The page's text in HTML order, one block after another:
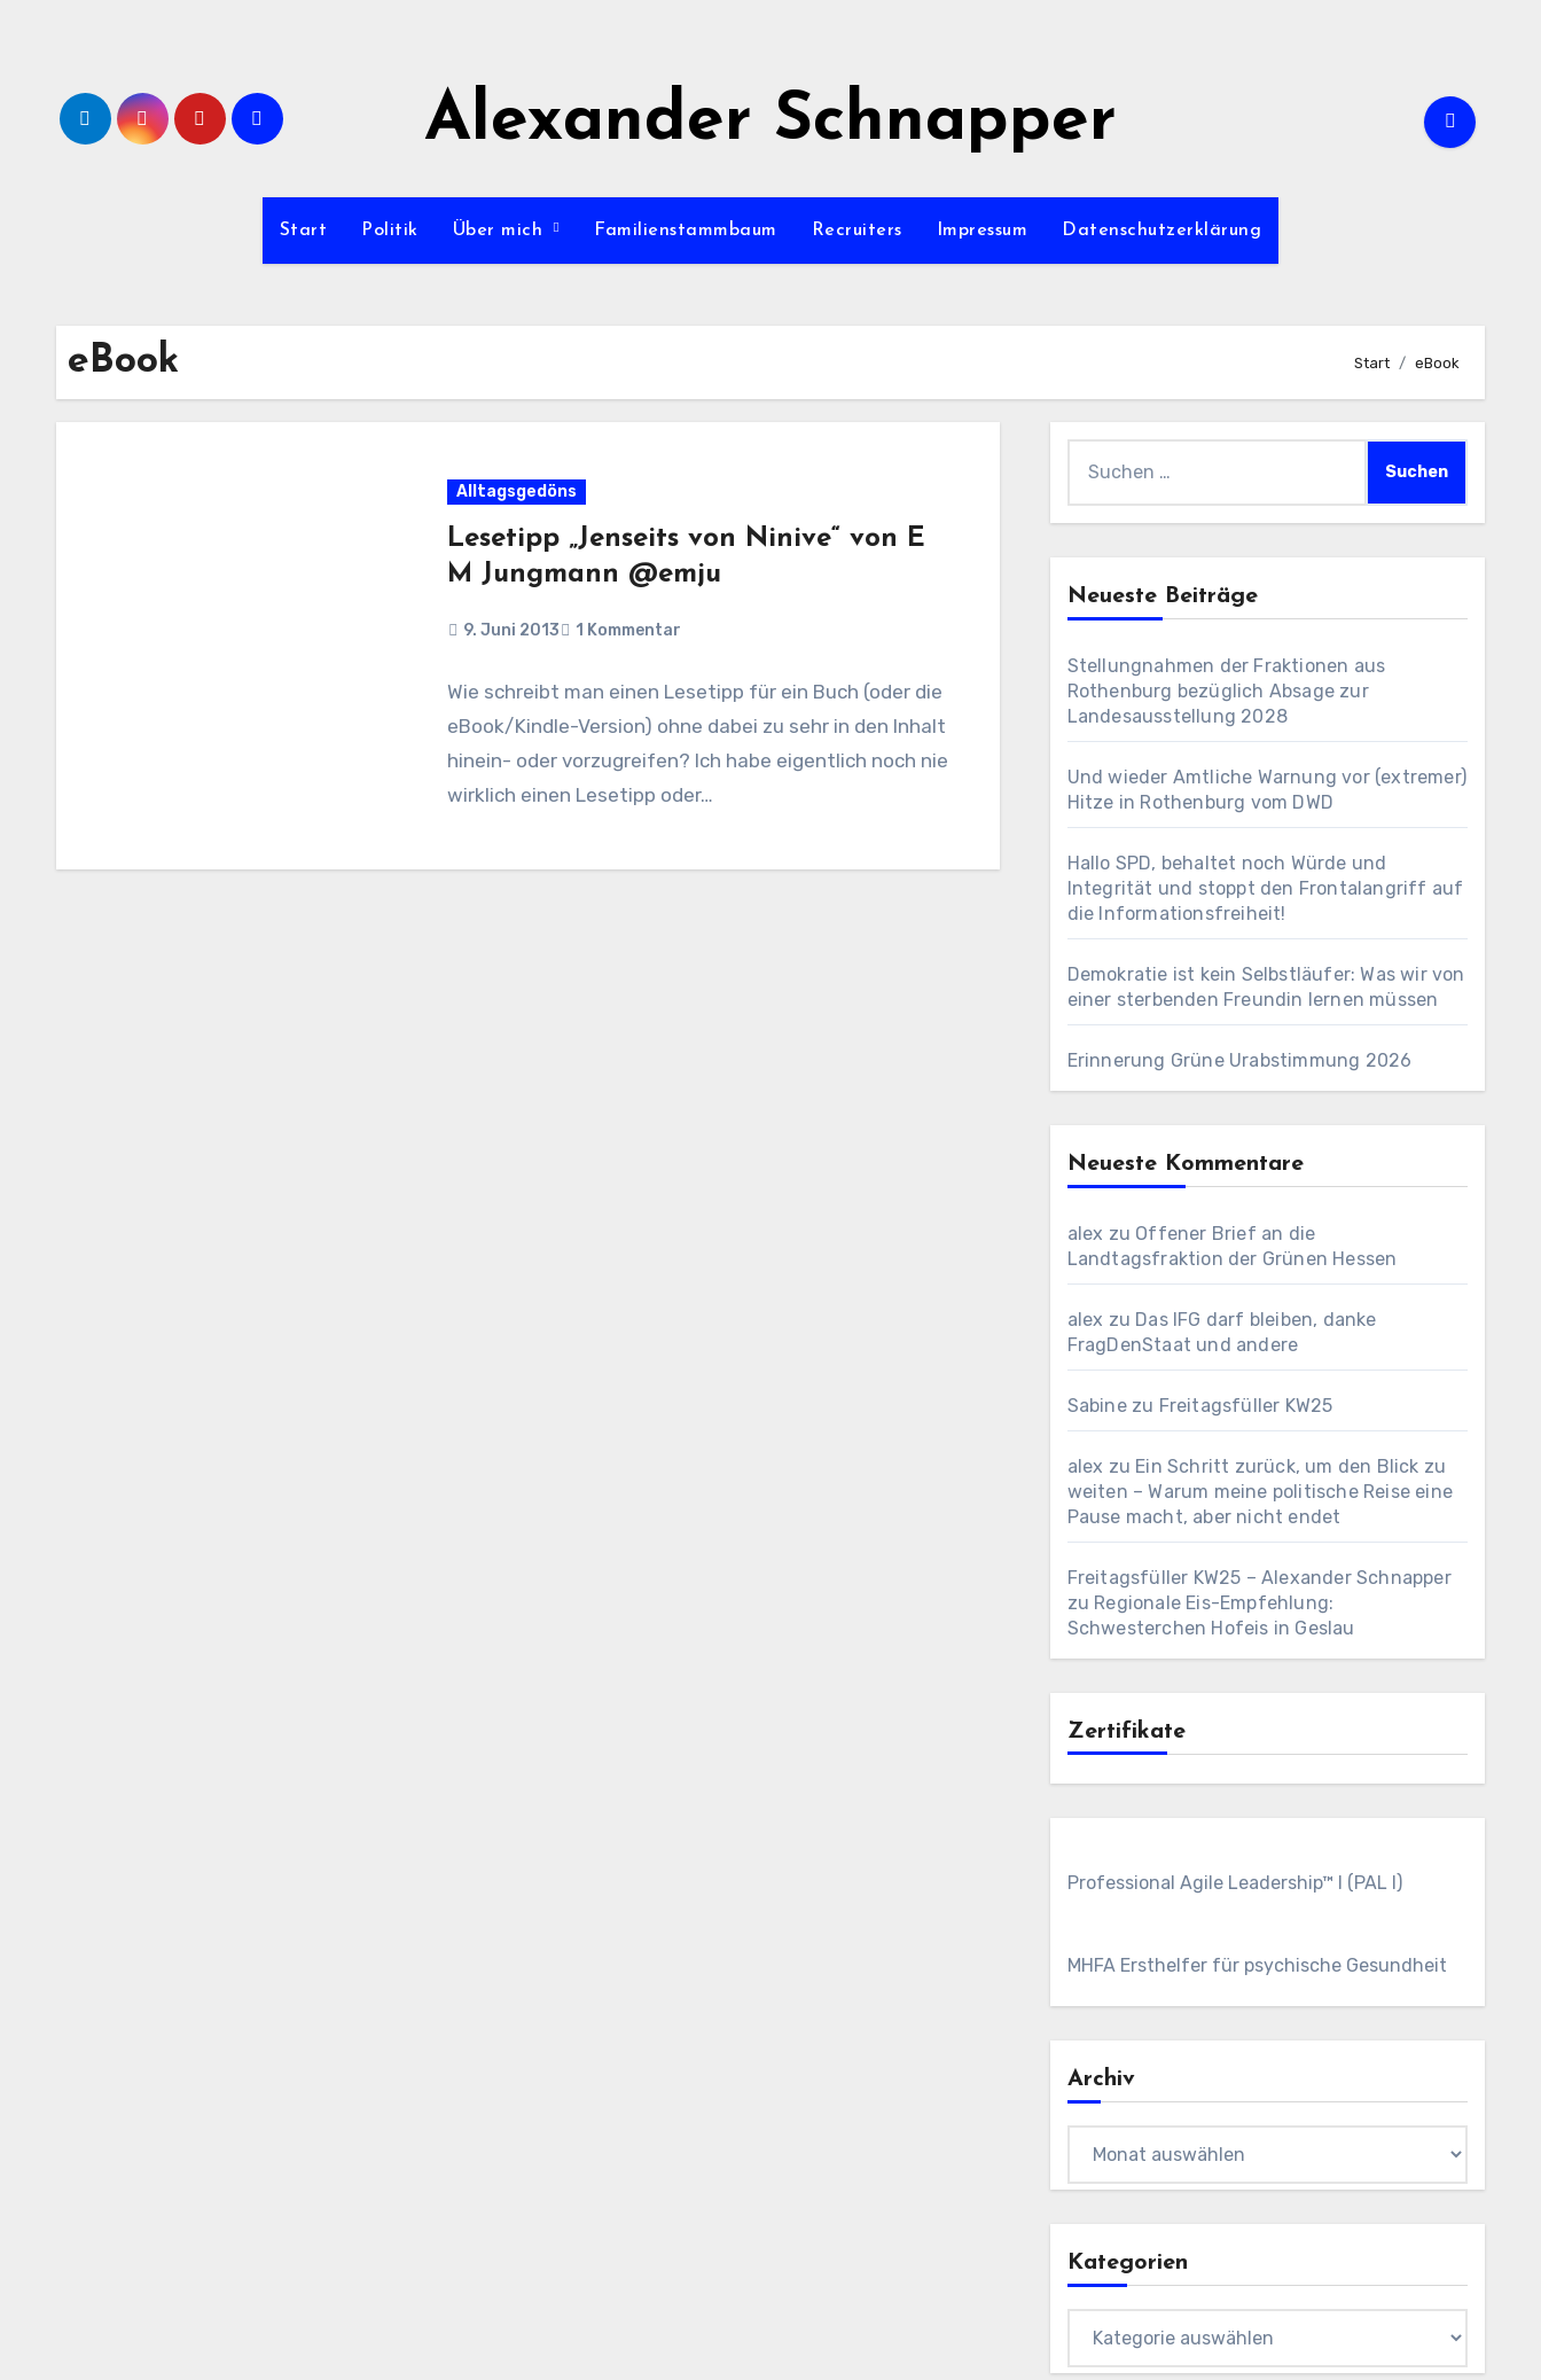
Alexander Schnapper
Start Politik Über mich Familienstammbaum Recruiters Impressum Datenschutzerklärung
eBook Start eBook
Alltagsgedöns
Lesetipp „Jenseits von Ninive“ von E
M Jungmann @emju
9. Juni 2013 1 Kommentar
Wie schreibt man einen Lesetipp für ein Buch (oder die
eBook/Kindle-Version) ohne dabei zu sehr in den Inhalt
hinein- oder vorzugreifen? Ich habe eigentlich noch nie
wirklich einen Lesetipp oder…
nach:
Neueste Beiträge
Stellungnahmen der Fraktionen aus
Rothenburg bezüglich Absage zur
Landesausstellung 2028
Und wieder Amtliche Warnung vor (extremer)
Hitze in Rothenburg vom DWD
Hallo SPD, behaltet noch Würde und
Integrität und stoppt den Frontalangriff auf
die Informationsfreiheit!
Demokratie ist kein Selbstläufer: Was wir von
einer sterbenden Freundin lernen müssen
Erinnerung Grüne Urabstimmung 2026
Neueste Kommentare
alex zu Offener Brief an die
Landtagsfraktion der Grünen Hessen
alex zu Das IFG darf bleiben, danke
FragDenStaat und andere
Sabinezu Freitagsfüller KW25
alex zu Ein Schritt zurück, um den Blick zu
weiten – Warum meine politische Reise eine
Pause macht, aber nicht endet
Freitagsfüller KW25 – Alexander Schnapper
zu Regionale Eis-Empfehlung:
Schwesterchen Hofeis in Geslau
Zertifikate
Professional Agile Leadership™ I (PAL I)
MHFA Ersthelfer für psychische Gesundheit
Archiv
Kategorien